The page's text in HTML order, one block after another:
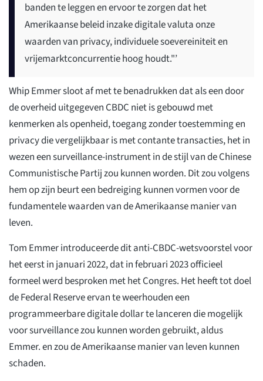
banden te leggen en ervoor te zorgen dat het
Amerikaanse beleid inzake digitale valuta onze
waarden van privacy, individuele soevereiniteit en
vrijemarktconcurrentie hoog houdt."’
Whip Emmer sloot af met te benadrukken dat als een door
de overheid uitgegeven CBDC niet is gebouwd met
kenmerken als openheid, toegang zonder toestemming en
privacy die vergelijkbaar is met contante transacties, het in
wezen een surveillance-instrument in de stijl van de Chinese
Communistische Partij zou kunnen worden. Dit zou volgens
hem op zijn beurt een bedreiging kunnen vormen voor de
fundamentele waarden van de Amerikaanse manier van
leven.
Tom Emmer introduceerde dit anti-CBDC-wetsvoorstel voor
het eerst in januari 2022, dat in februari 2023 officieel
formeel werd besproken met het Congres. Het heeft tot doel
de Federal Reserve ervan te weerhouden een
programmeerbare digitale dollar te lanceren die mogelijk
voor surveillance zou kunnen worden gebruikt, aldus
Emmer. en zou de Amerikaanse manier van leven kunnen
schaden.